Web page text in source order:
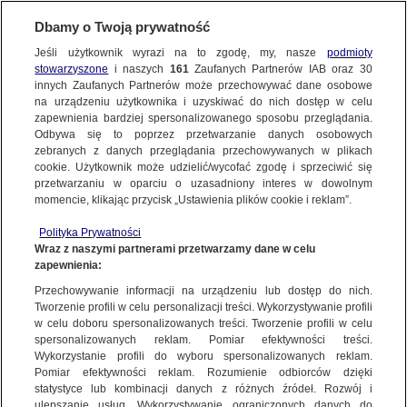
FAKTY | ZOBACZ FAKTY
19.09.2021 | Wypadek na trasie Białystok-Bobrowniki. Nie żyje kierowca i
troje dzieci
NAJNOWSZE
ZOBACZ FAKTY
FAKTY PO FAKTACH
FAKTY O ŚWIECIE
WIĘCEJ
KANAŁY
Dzień dobry!
Jedno konto do wszystkich usług
Dbamy o Twoją prywatność
Jeśli użytkownik wyrazi na to zgodę, my, nasze podmioty
stowarzyszone i naszych 161Zaufanych Partnerów IAB oraz 30
innych Zaufanych Partnerów może przechowywać dane osobowe
na urządzeniu użytkownika i uzyskiwać do nich dostęp w celu
zapewnienia bardziej spersonalizowanego sposobu przeglądania.
Odbywa się to poprzez przetwarzanie danych osobowych
zebranych z danych przeglądania przechowywanych w plikach
cookie. Użytkownik może udzielić/wycofać zgodę i sprzeciwić się
przetwarzaniu w oparciu o uzasadniony interes w dowolnym
momencie, klikając przycisk „Ustawienia plików cookie i reklam”.
Polityka Prywatności
Wraz z naszymi partnerami przetwarzamy dane w celu
zapewnienia:
Przechowywanie informacji na urządzeniu lub dostęp do nich.
Tworzenie profili w celu personalizacji treści. Wykorzystywanie profili
w celu doboru spersonalizowanych treści. Tworzenie profili w celu
spersonalizowanych reklam. Pomiar efektywności treści.
Wykorzystanie profili do wyboru spersonalizowanych reklam.
Pomiar efektywności reklam. Rozumienie odbiorców dzięki
statystyce lub kombinacji danych z różnych źródeł. Rozwój i